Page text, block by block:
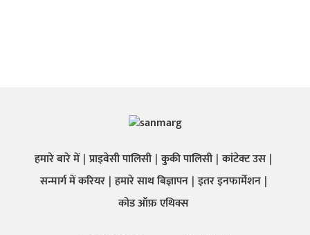
हमारे बारे में प्राइवेसी पालिसी कुकी पालिसी कांटेक्ट उस
सन्मार्ग में करियर हमारे साथ बिज्ञापन इतर इनफार्मेशन
कोड ऑफ़ एथिक्स